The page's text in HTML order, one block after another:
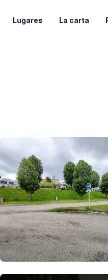
Lugares La carta